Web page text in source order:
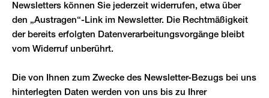
Newsletters können Sie jederzeit widerrufen, etwa über
den „Austragen“-Link im Newsletter. Die Rechtmäßigkeit
der bereits erfolgten Datenverarbeitungsvorgänge bleibt
vom Widerruf unberührt.
Die von Ihnen zum Zwecke des Newsletter-Bezugs bei uns
hinterlegten Daten werden von uns bis zu Ihrer